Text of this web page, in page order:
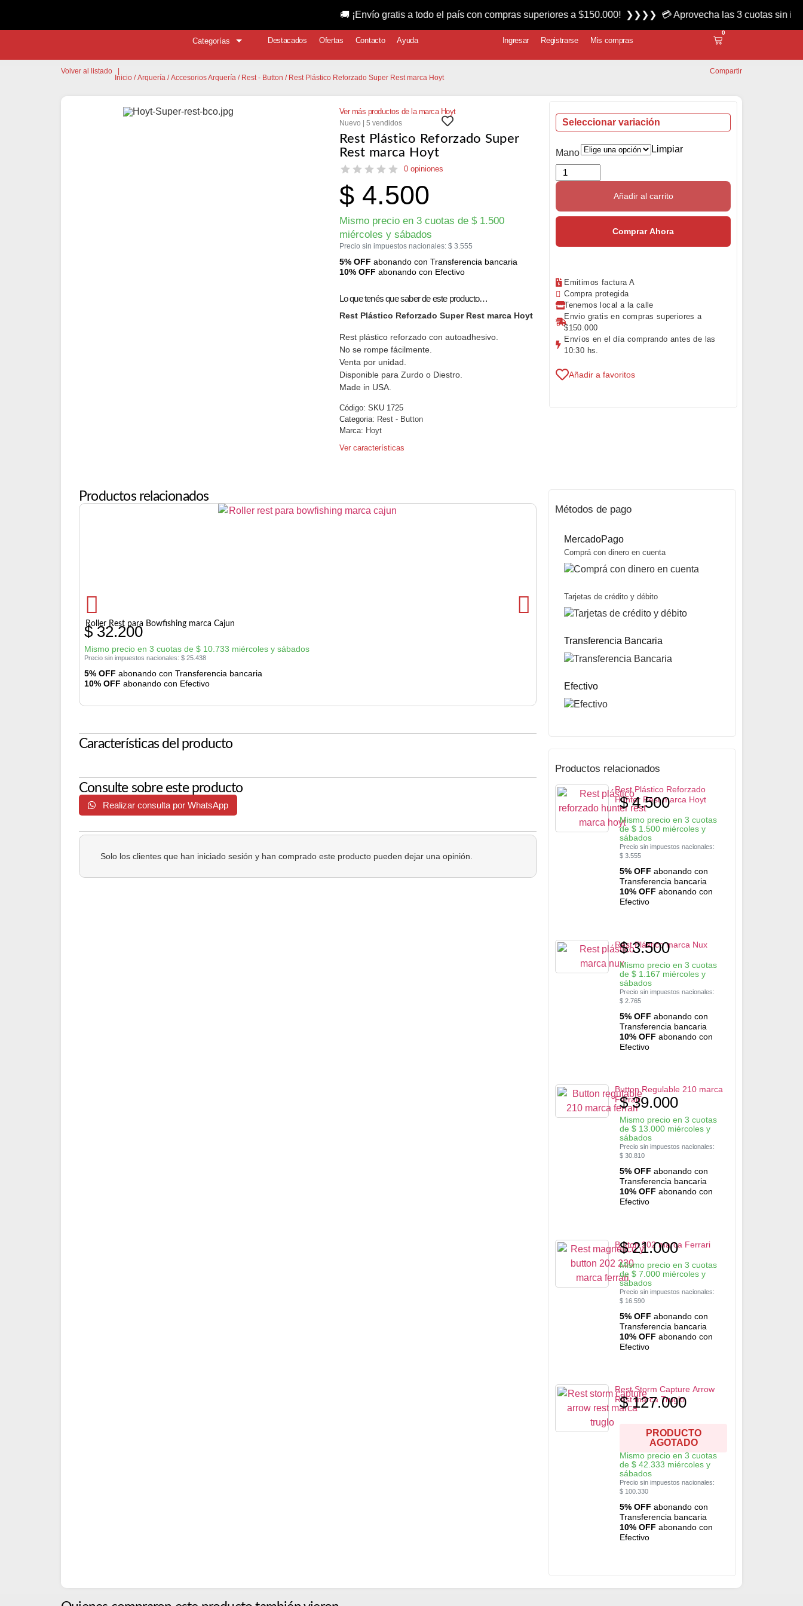
Categorías Destacados Ofertas Contacto Ayuda Ingresar Registrarse Mis compras
0
Volver al listado
Inicio /Arquería /Accesorios Arquería / Rest - Button / Rest Plástico Reforzado Super Rest marca Hoyt
Compartir
Ver más productos de la marca Hoyt
Nuevo | 5 vendidos
Rest Plástico Reforzado Super
Rest marca Hoyt
0 opiniones
$4.500
Mismo precio en 3 cuotas de $1.500
miércoles y sábados
Precio sin impuestos nacionales: $3.555
5% OFF abonando con Transferencia bancaria
10% OFF abonando con Efectivo
Lo que tenés que saber de este producto…
Rest Plástico Reforzado Super Rest marca Hoyt
Rest plástico reforzado con autoadhesivo.
No se rompe fácilmente.
Venta por unidad.
Disponible para Zurdo o Diestro.
Made in USA.
Código: SKU 1725
Categoria: Rest - Button
Marca: Hoyt
Ver características
Seleccionar variación
Mano Limpiar
Añadir al carrito
Comprar Ahora
Emitimos factura A
Compra protegida
Tenemos local a la calle
Envio gratis en compras superiores a
$150.000
Envíos en el día comprando antes de las
10:30 hs.
Añadir a favoritos
Productos relacionados
Roller Rest para Bowfishing marca Cajun
$32.200
Mismo precio en 3 cuotas de $ 10.733 miércoles y sábados
Precio sin impuestos nacionales: $ 25.438
5% OFF abonando con Transferencia bancaria
10% OFF abonando con Efectivo
Precio sin impuestos nacionales:$82.160
10% OFFabonando con Efectivo
Características del producto
Consulte sobre este producto
Realizar consulta por WhatsApp
Solo los clientes que han iniciado sesión y han comprado este producto pueden dejar una opinión.
Métodos de pago
MercadoPago
Comprá con dinero en cuenta
Tarjetas de crédito y débito
Transferencia Bancaria
Efectivo
Productos relacionados
Rest Plástico Reforzado
Hunter Rest marca Hoyt
$4.500
Mismo precio en 3 cuotas
de $1.500miércoles y
sábados
Precio sin impuestos nacionales:
$3.555
5% OFF abonando con
Transferencia bancaria
10% OFF abonando con
Efectivo
Rest Plástico marca Nux
$3.500
Mismo precio en 3 cuotas
de $1.167 miércoles y
sábados
Precio sin impuestos nacionales:
$2.765
5% OFF abonando con
Transferencia bancaria
10% OFF abonando con
Efectivo
Button Regulable 210 marca
Ferrari
$39.000
Mismo precio en 3 cuotas
de $13.000miércoles y
sábados
Precio sin impuestos nacionales:
$30.810
5% OFF abonando con
Transferencia bancaria
10% OFF abonando con
Efectivo
Button 202 marca Ferrari
$21.000
Mismo precio en 3 cuotas
de $7.000miércoles y
sábados
Precio sin impuestos nacionales:
$16.590
5% OFF abonando con
Transferencia bancaria
10% OFF abonando con
Efectivo
Rest Storm Capture Arrow
Rest marca Truglo
$127.000
PRODUCTO
AGOTADO
Mismo precio en 3 cuotas
de $42.333 miércoles y
sábados
Precio sin impuestos nacionales:
$100.330
5% OFF abonando con
Transferencia bancaria
10% OFF abonando con
Efectivo
🚚 ¡Envío gratis a todo el país con compras superiores a $150.000! ❯❯❯❯ 💳 Aprovecha las 3 cuotas sin interés